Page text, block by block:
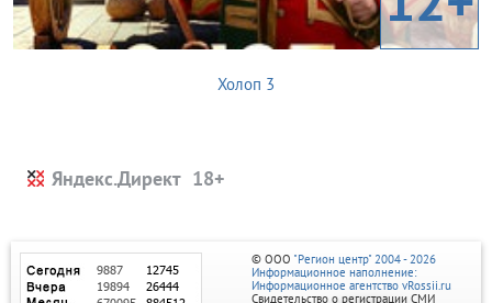
Холоп 3
Яндекс.Директ
© ООО "Регион центр" 2004 - 2026
Информационное наполнение:
Информационное агентство vRossii.ru
Свидетельство о регистрации СМИ